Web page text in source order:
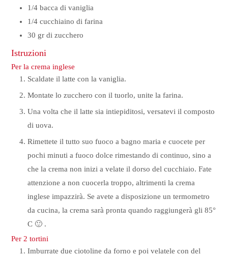
1/4 bacca di vaniglia
1/4 cucchiaino di farina
30 gr di zucchero
Istruzioni
Per la crema inglese
Scaldate il latte con la vaniglia.
Montate lo zucchero con il tuorlo, unite la farina.
Una volta che il latte sia intiepiditosi, versatevi il composto
di uova.
Rimettete il tutto suo fuoco a bagno maria e cuocete per
pochi minuti a fuoco dolce rimestando di continuo, sino a
che la crema non inizi a velate il dorso del cucchiaio. Fate
attenzione a non cuocerla troppo, altrimenti la crema
inglese impazzirà. Se avete a disposizione un termometro
da cucina, la crema sarà pronta quando raggiungerà gli 85°
C 🙂 .
Per 2 tortini
Imburrate due ciotoline da forno e poi velatele con del